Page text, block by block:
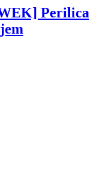
Perilica